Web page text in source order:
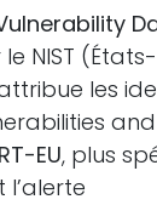
NIST
les
and
EU, plus